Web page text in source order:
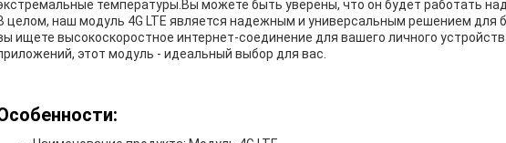
температуры.Вы можете быть уверены, что он будет работать
целом, наш модуль 4G LTE является надежным и универсальным решением для
ищете высокоскоростное интернет-соединение для вашего личного
этот модуль - идеальный выбор для вас.